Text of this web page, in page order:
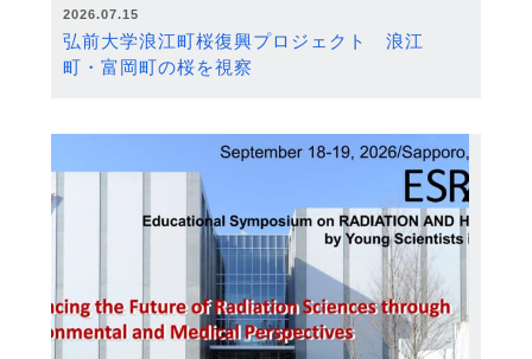
2026.07.15
弘前大学浪江町桜復興プロジェクト 浪江
町・富岡町の桜を視察